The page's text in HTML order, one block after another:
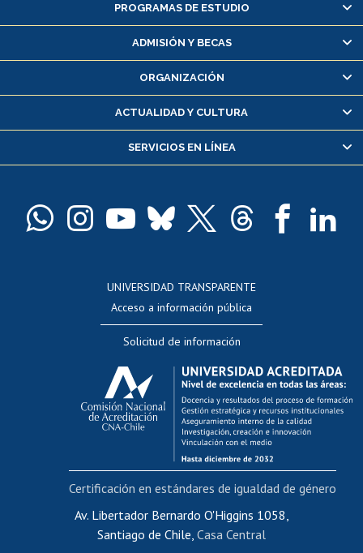
Alumnas/os y exalumnas/os
Matrícula en línea
Inscripción y cambio de asignaturas
Consulta y certificado de notas
Servicio médico y dental
Pago de arancel y crédito alumnos
Docentes
Perfeccionamiento
Editar Portafolio Académico
Evaluación docente
Calificación académica
Postulación al AUCAI
Funcionarias/os
Cursos internos de capacitación
Bienestar del personal
Portal de movilidad interna
Certificado de renta
Certificado de renta honorarios
PROGRAMAS DE ESTUDIO
ADMISIÓN Y BECAS
ORGANIZACIÓN
ACTUALIDAD Y CULTURA
SERVICIOS EN LÍNEA
UNIVERSIDAD TRANSPARENTE
Acceso a información pública
Solicitud de información
Av. Libertador Bernardo O'Higgins 1058,
Santiago de Chile, Casa Central
Certificación en estándares de igualdad de género